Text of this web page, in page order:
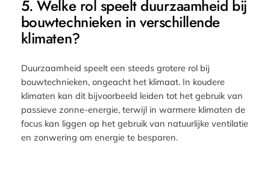
5. Welke rol speelt duurzaamheid bij
bouwtechnieken in verschillende
klimaten?
Duurzaamheid speelt een steeds grotere rol bij
bouwtechnieken, ongeacht het klimaat. In koudere
klimaten kan dit bijvoorbeeld leiden tot het gebruik van
passieve zonne-energie, terwijl in warmere klimaten de
focus kan liggen op het gebruik van natuurlijke ventilatie
en zonwering om energie te besparen.